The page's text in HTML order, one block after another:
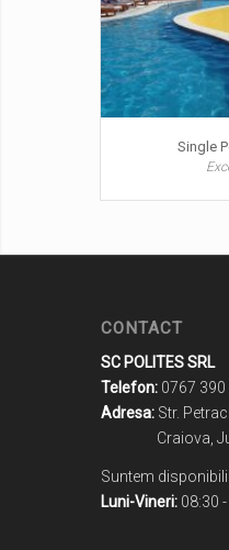
Single
CONTACT
SC POLITES SRL
Telefon: 0767 390
Adresa: Str.
Craiova,
Suntem disponibili:
Luni-Vineri: 08:30